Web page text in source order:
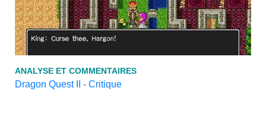
ANALYSE ET COMMENTAIRES
Dragon Quest II - Critique